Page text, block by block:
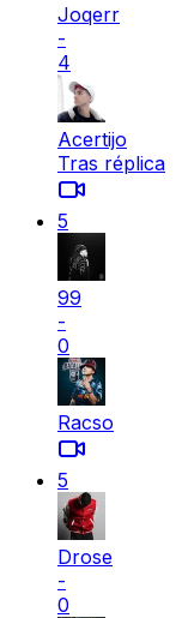
Joqerr
-
4
Acertijo
Tras réplica
5
99
-
0
Racso
5
Drose
-
0